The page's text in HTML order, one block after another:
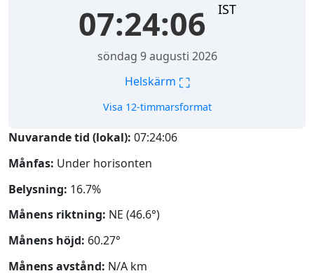
07:24:07 IST
söndag 9 augusti 2026
Helskärm ⛶
Visa 12-timmarsformat
Nuvarande tid (lokal): 07:24:07
Månfas: Under horisonten
Belysning: 16.7%
Månens riktning: NE (46.6°)
Månens höjd: 60.27°
Månens avstånd: N/A km